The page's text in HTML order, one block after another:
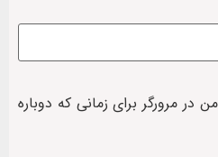
در مرورگر برای زمانی که دوباره